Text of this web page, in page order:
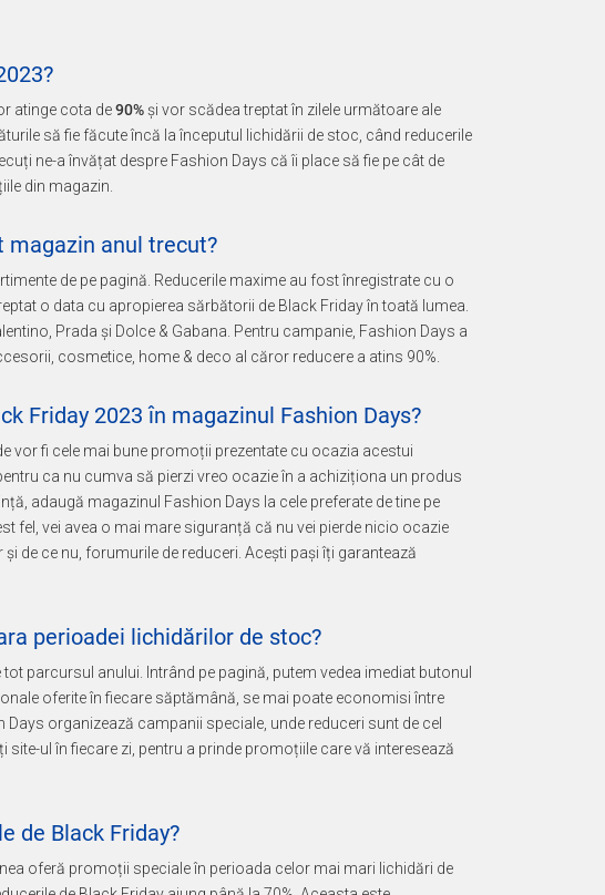
atinge cota de90%și vor scădea treptat în zilele următoare ale
să fie făcute încă la începutul lichidării de stoc, când reducerile
ne-a învățat despre Fashion Days că îi place să fie pe cât de
din magazin.
magazin anul trecut?
de pe pagină. Reducerile maxime au fost înregistrate cu o
o data cu apropierea sărbătorii de Black Friday în toată lumea.
Prada și Dolce & Gabana. Pentru campanie, Fashion Days a
cosmetice, home & deco al căror reducere a atins 90%.
Friday 2023 în magazinul Fashion Days?
vor fi cele mai bune promoții prezentate cu ocazia acestui
ca nu cumva să pierzi vreo ocazie în a achiziționa un produs
adaugă magazinul Fashion Days la cele preferate de tine pe
fel, vei avea o mai mare siguranță că nu vei pierde nicio ocazie
de ce nu, forumurile de reduceri. Acești pași îți garantează
perioadei lichidărilor de stoc?
parcursul anului. Intrând pe pagină, putem vedea imediat butonul
oferite în fiecare săptămână, se mai poate economisi între
organizează campanii speciale, unde reduceri sunt de cel
ul în fiecare zi, pentru a prinde promoțiile care vă interesează
de Black Friday?
oferă promoții speciale în perioada celor mai mari lichidări de